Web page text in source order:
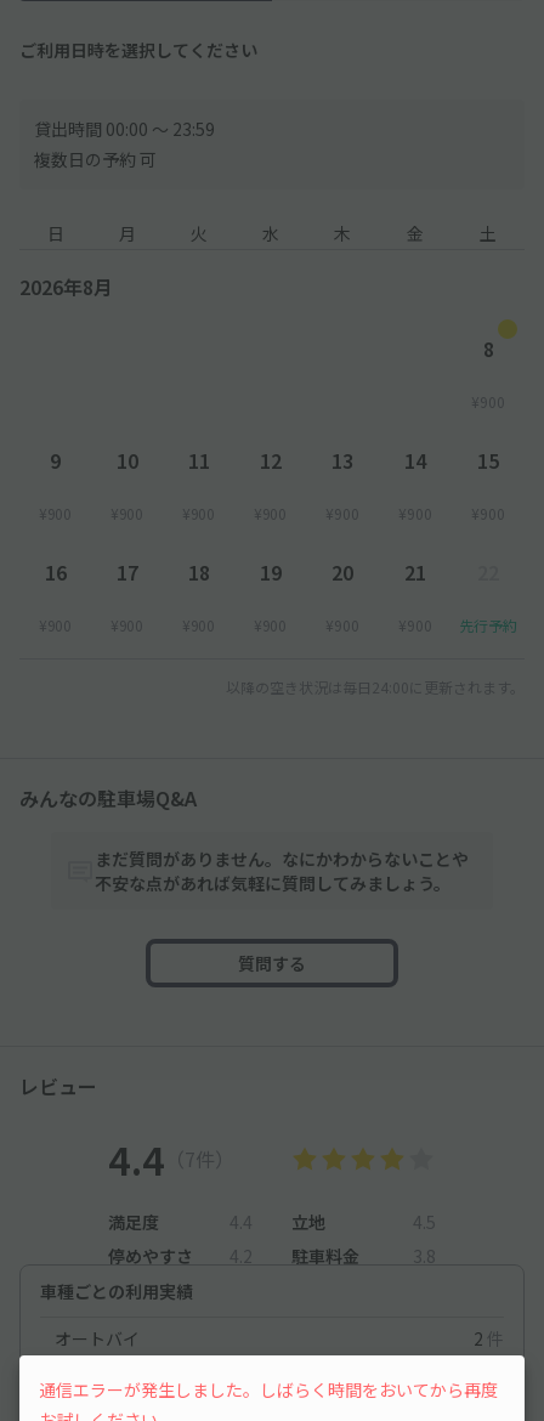
ご利用日時を選択してください
貸出時間 00:00 〜 23:59
複数日の予約 可
日 月 火 水 木 金 土
2026年8月
8
¥900
9
¥900
10
¥900
11
¥900
12
¥900
13
¥900
14
¥900
15
¥900
16
¥900
17
¥900
18
¥900
19
¥900
20
¥900
21
¥900 先行予約
以降の空き状況は毎日24:00に更新されます。
みんなの駐車場Q&A
まだ質問がありません。なにかわからないことや
不安な点があれば気軽に質問してみましょう。
質問する
レビュー
4.4 （7件）
満足度 4.4 立地
4.5
停めやすさ
4.2 駐車料金
3.8
車種ごとの利用実績
オートバイ
2 件
軽自動車
309件
通信エラーが発生しました。しばらく時間をおいてから再度